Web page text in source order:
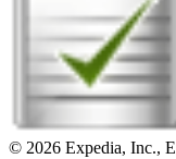
© 2026 Expedia, Inc.,